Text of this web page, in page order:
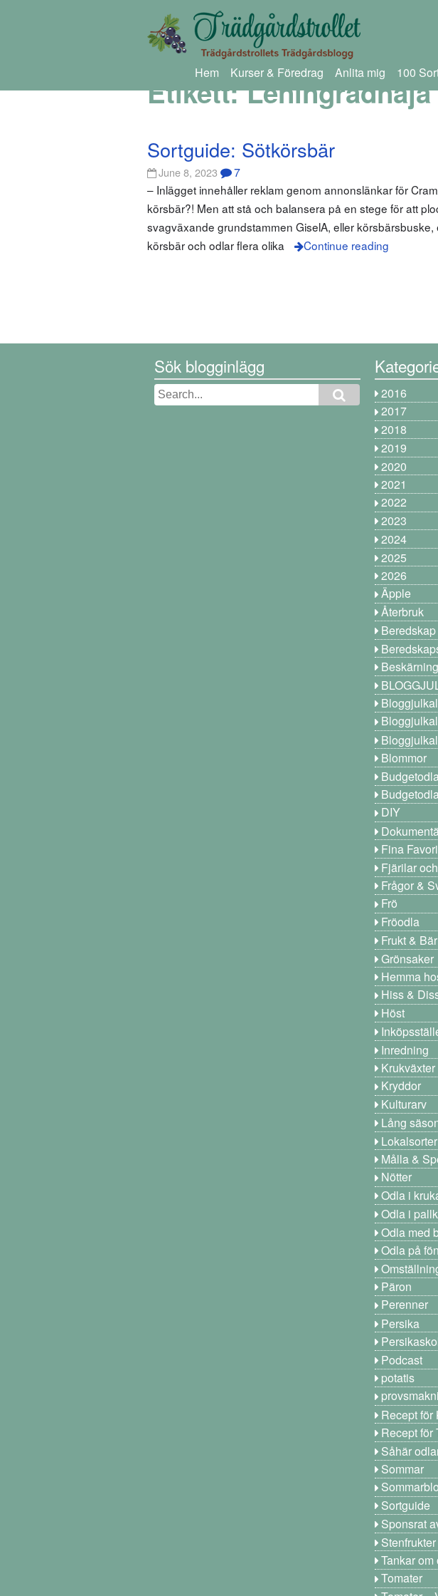
Hem Kurser & Föredrag Anlita mig 100
Etikett:
Sortguide: Sötkörsbär
June 8, 2023 7
– Inlägget innehåller reklam genom annonslänkar för
körsbär?! Men att stå och balansera på en stege för att
svagväxande grundstammen GiselA, eller
körsbär och odlar flera olika
Continue reading
Sök blogginlägg
2016
2017
2018
2019
2020
2021
2022
2023
2024
2025
2026
Äpple
Återbruk
Beredskap
Beskärning
Blommor
DIY
Fina
Fjärilar
Frågor &
Frö
Fröodla
Frukt & Bär
Grönsaker
Hemma
Hiss &
Höst
Inredning
Krukväxter
Kryddor
Kulturarv
Lång
Lokalsorter
Målla &
Nötter
Odla i
Odla i
Odla med
Odla på
Päron
Perenner
Persika
Podcast
potatis
Recept för
Recept för
Såhär
Sommar
Sortguide
Sponsrat
Stenfrukter
Tankar om
Tomater